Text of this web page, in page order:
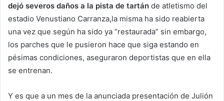
dejó severos daños a la pista de tartán de atletismo del
estadio Venustiano Carranza,la misma ha sido reabierta
una vez que según ha sido ya “restaurada” sin embargo,
los parches que le pusieron hace que siga estando en
pésimas condiciones, aseguraron deportistas que en ella
se entrenan.
Y es que a un mes de la anunciada presentación de Julión